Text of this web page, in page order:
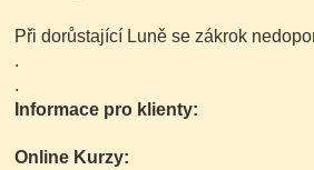
Při dorůstající Luně se zákrok
.
.
Informace pro klienty:
Online Kurzy: